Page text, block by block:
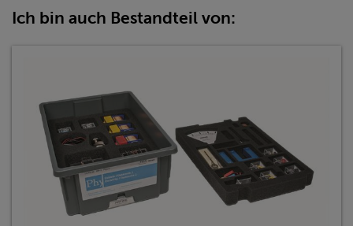
Ich bin auch Bestandteil von: